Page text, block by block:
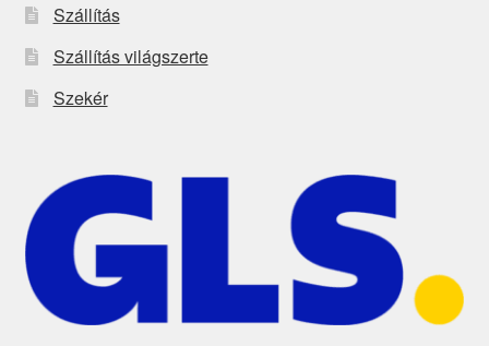
Szállítás
Szállítás világszerte
Szekér